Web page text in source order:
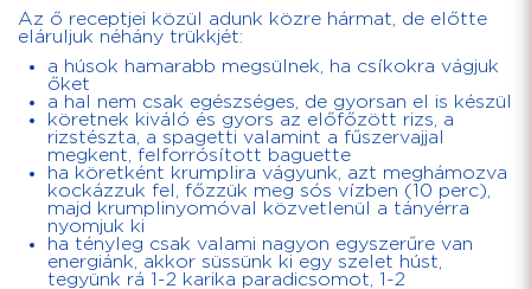
Az ő receptjei közül adunk közre hármat, de előtte
eláruljuk néhány trükkjét:
a húsok hamarabb megsülnek, ha csíkokra vágjuk
őket
a hal nem csak egészséges, de gyorsan el is készül
köretnek kiváló és gyors az előfőzött rizs, a
rizstészta, a spagetti valamint a fűszervajjal
megkent, felforrósított baguette
ha köretként krumplira vágyunk, azt meghámozva
kockázzuk fel, főzzük meg sós vízben (10 perc),
majd krumplinyomóval közvetlenül a tányérra
nyomjuk ki
ha tényleg csak valami nagyon egyszerűre van
energiánk, akkor süssünk ki egy szelet húst,
tegyünk rá 1-2 karika paradicsomot, 1-2